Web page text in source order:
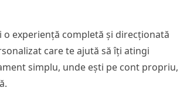
o experiență completă și direcționată
care te ajută să îți atingi
simplu, unde ești pe cont propriu,